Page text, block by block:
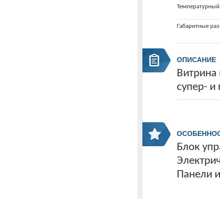
Габаритные
ОПИСАНИЕ
Витрина
супер- и
Блок
Панели